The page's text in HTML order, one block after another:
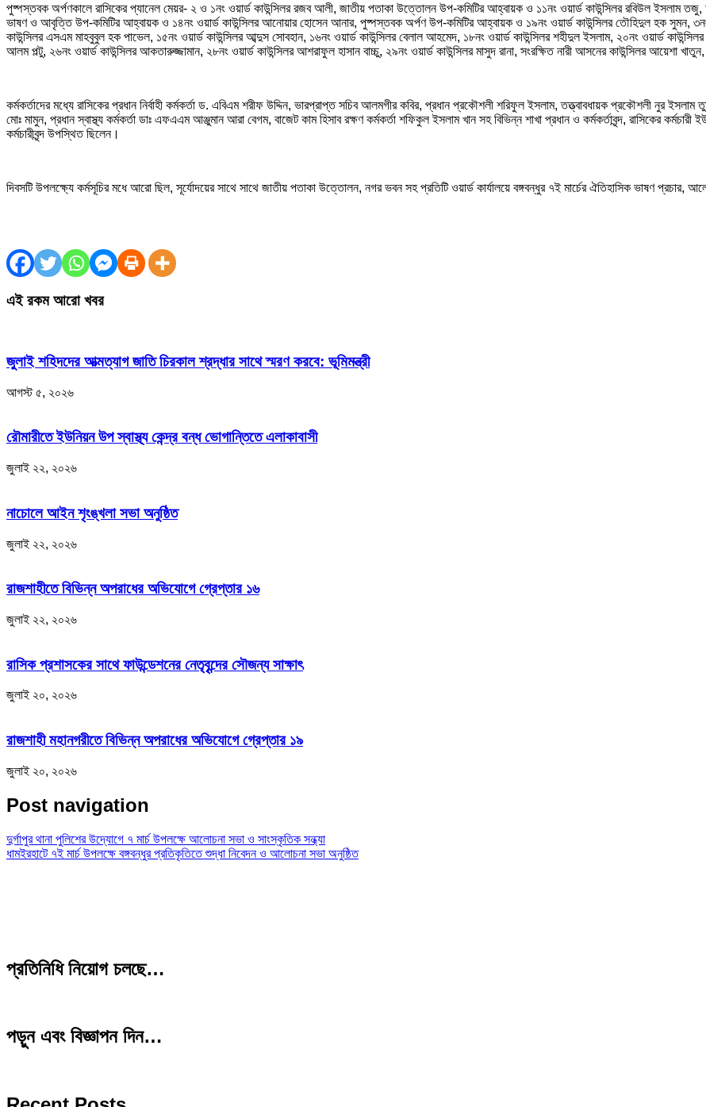
পুষ্পস্তবক অর্পণকালে রাসিকের প্যানেল মেয়র- ২ ও ১নং ওয়ার্ড কাউন্সিলর রজব আলী, জাতীয় পতাকা উত্তোলন উপ-কমিটির আহ্বায়ক ও ১১নং ওয়ার্ড কাউন্সিলর রবিউল ইসলাম
ভাষণ ও আবৃত্তি উপ-কমিটির আহ্বায়ক ও ১৪নং ওয়ার্ড কাউন্সিলর আনোয়ার হোসেন আনার, পুষ্পস্তবক অর্পণ উপ-কমিটির আহ্বায়ক ও ১৯নং ওয়ার্ড কাউন্সিলর তৌহিদুল হক সুমন, ৩নং
কাউন্সিলর এসএম মাহবুবুল হক পাভেল, ১৫নং ওয়ার্ড কাউন্সিলর আব্দুস সোবহান, ১৬নং ওয়ার্ড কাউন্সিলর বেলাল আহমেদ, ১৮নং ওয়ার্ড কাউন্সিলর শহীদুল ইসলাম, ২০নং ওয়ার্ড
আলম পল্টু, ২৬নং ওয়ার্ড কাউন্সিলর আকতারুজ্জামান, ২৮নং ওয়ার্ড কাউন্সিলর আশরাফুল হাসান বাচ্চু, ২৯নং ওয়ার্ড কাউন্সিলর মাসুদ রানা, সংরক্ষিত নারী আসনের কাউন্সিলর আয়েশা
কর্মকর্তাদের মধ্যে রাসিকের প্রধান নির্বাহী কর্মকর্তা ড. এবিএম শরীফ উদ্দিন, ভারপ্রাপ্ত সচিব আলমগীর কবির, প্রধান প্রকৌশলী শরিফুল ইসলাম, তত্ত্বাবধায়ক প্রকৌশলী নুর
মোঃ মামুন, প্রধান স্বাস্থ্য কর্মকর্তা ডাঃ এফএএম আঞ্জুমান আরা বেগম, বাজেট কাম হিসাব রক্ষণ কর্মকর্তা শফিকুল ইসলাম খান সহ বিভিন্ন শাখা প্রধান ও কর্মকর্তাবৃন্দ, রাসিকের
কর্মচারীবৃন্দ উপস্থিত ছিলেন।
দিবসটি উপলক্ষ্যে কর্মসূচির মধে আরো ছিল, সূর্যোদয়ের সাথে সাথে জাতীয় পতাকা উত্তোলন, নগর ভবন সহ প্রতিটি ওয়ার্ড কার্যালয়ে বঙ্গবন্ধুর ৭ই মার্চের ঐতিহাসিক ভাষণ
এই রকম আরো খবর
জুলাই শহিদদের আত্মত্যাগ জাতি চিরকাল শ্রদ্ধার সাথে স্মরণ করবে: ভূমিমন্ত্রী
আগস্ট ৫, ২০২৬
রৌমারীতে ইউনিয়ন উপ স্বাস্থ্য কেন্দ্র বন্ধ ভোগান্তিতে এলাকাবাসী
জুলাই ২২, ২০২৬
নাচোলে আইন শৃংঙ্খলা সভা অনুষ্ঠিত
জুলাই ২২, ২০২৬
রাজশাহীতে বিভিন্ন অপরাধের অভিযোগে গ্রেপ্তার ১৬
জুলাই ২২, ২০২৬
রাসিক প্রশাসকের সাথে ফাউন্ডেশনের নেতৃবৃন্দের সৌজন্য সাক্ষাৎ
জুলাই ২০, ২০২৬
রাজশাহী মহানগরীতে বিভিন্ন অপরাধের অভিযোগে গ্রেপ্তার ১৯
জুলাই ২০, ২০২৬
Post navigation
দুর্গাপুর থানা পুলিশের উদ্যোগে ৭ মার্চ উপলক্ষে আলোচনা সভা ও সাংস্কৃতিক সন্ধ্যা
ধামইরহাটে ৭ই মার্চ উপলক্ষে বঙ্গবন্ধুর প্রতিকৃতিতে শুদ্ধা নিবেদন ও আলোচনা সভা অনুষ্ঠিত
প্রতিনিধি নিয়োগ চলছে…
পড়ুন এবং বিজ্ঞাপন দিন…